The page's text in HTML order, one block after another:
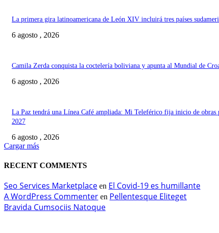
La primera gira latinoamericana de León XIV incluirá tres países
6 agosto , 2026
Camila Zerda conquista la coctelería boliviana y apunta al Mundial de
6 agosto , 2026
La Paz tendrá una Línea Café ampliada: Mi Teleférico fija inicio de obras
2027
6 agosto , 2026
Cargar más
RECENT COMMENTS
Seo Services Marketplace en El Covid-19 es humillante
A WordPress Commenter en Pellentesque Eliteget
Bravida Cumsociis Natoque